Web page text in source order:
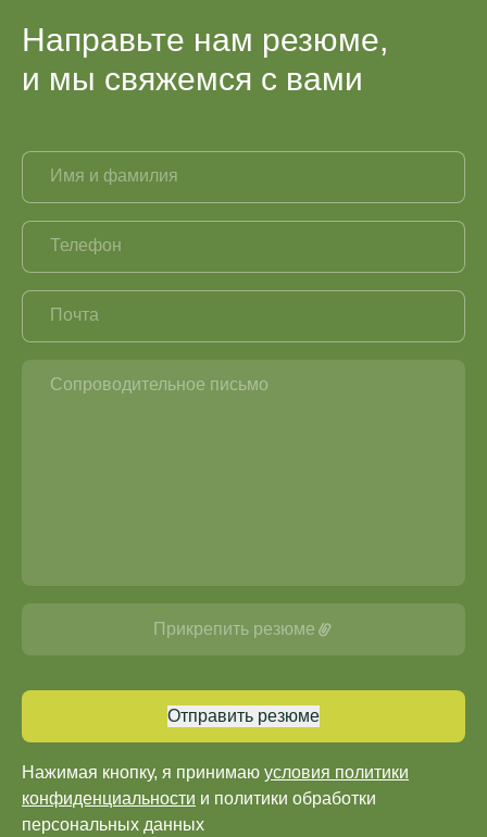
пищевых ингредиентов и
сырья
Направьте нам резюме,
и мы свяжемся с вами
Имя и фамилия
Телефон
Почта
Сопроводительное письмо
Прикрепить резюме
Отправить резюме
Нажимая кнопку, я принимаю условия политики
конфиденциальности и политики обработки
персональных данных